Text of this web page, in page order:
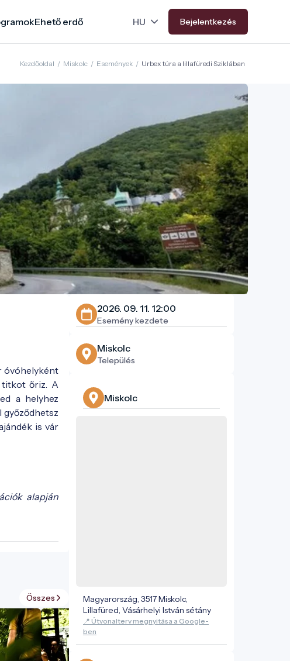
Ehető erdő Bejelentkezés
Kezdőoldal / Miskolc / Események / Urbex túra a lillafüredi Sziklában
óvóhelyként
titkot őriz. A
a helyhez
győződhetsz
is vár
alapján
Összes
2026. 09. 11. 12:00
Esemény kezdete
Miskolc
Település
Miskolc
Magyarország, 3517 Miskolc,
Lillafüred, Vásárhelyi István sétány
📍 Útvonalterv megnyitása a Google-
ben